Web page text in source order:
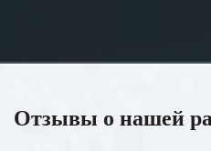
Отзывы о нашей